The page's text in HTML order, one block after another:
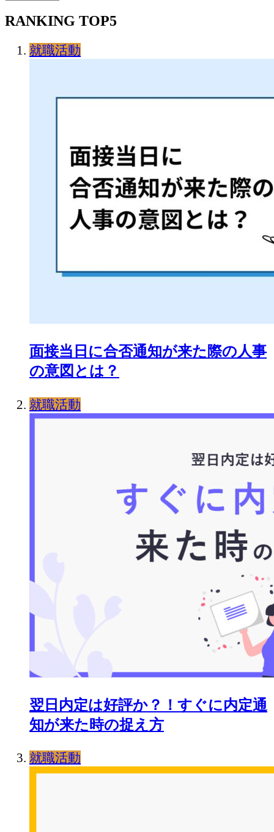
RANKING TOP5
就職活動
面接当日に合否通知が来た際の人事
の意図とは？
就職活動
翌日内定は好評か？！すぐに内定通
知が来た時の捉え方
就職活動